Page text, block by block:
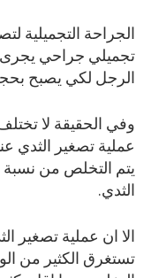
الجراحة التجميلية
تجميلي جراحي
الرجل لكي يصبح
وفي الحقيقة لا
عملية تصغير الثدي
يتم التخلص من نسبة
الثدي.
الا ان عملية تصغير
تستغرق الكثير من